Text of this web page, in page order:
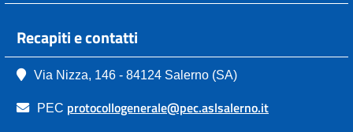
Recapiti e contatti
Via Nizza, 146 - 84124 Salerno (SA)
PEC protocollogenerale@pec.aslsalerno.it